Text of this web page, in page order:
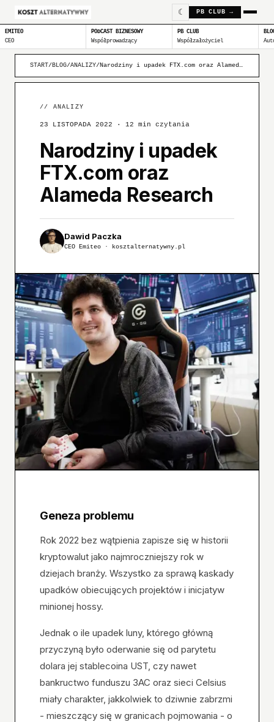
☾ PB CLUB →
EMITEO
CEO
PODCAST BIZNESOWY
Współprowadzący
PB CLUB
Współzałożyciel
START/BLOG/ANALIZY/ Narodziny i upadek FTX.com oraz Alameda Research
// ANALIZY
23 LISTOPADA 2022 · 12 min czytania
Narodziny i upadek
FTX.com oraz
Alameda Research
Dawid Paczka
CEO Emiteo · kosztalternatywny.pl
Geneza problemu
Rok 2022 bez wątpienia zapisze się w historii
kryptowalut jako najmroczniejszy rok w
dziejach branży. Wszystko za sprawą kaskady
upadków obiecujących projektów i inicjatyw
minionej hossy.
Jednak o ile upadek luny, którego główną
przyczyną było oderwanie się od parytetu
dolara jej stablecoina UST, czy nawet
bankructwo funduszu 3AC oraz sieci Celsius
miały charakter, jakkolwiek to dziwnie zabrzmi
- mieszczący się w granicach pojmowania - o